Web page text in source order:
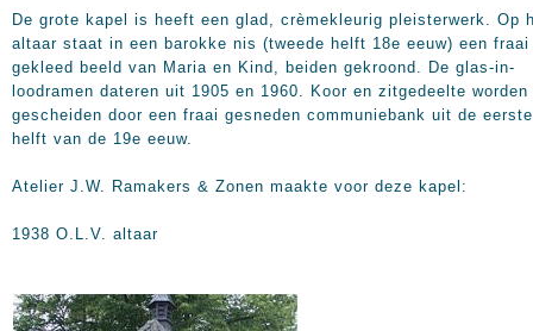
De grote kapel is heeft een glad, crèmekleurig pleisterwerk. Op
altaar staat in een barokke nis (tweede helft 18e eeuw) een fraai
gekleed beeld van Maria en Kind, beiden gekroond. De glas-in-
loodramen dateren uit 1905 en 1960. Koor en zitgedeelte worden
gescheiden door een fraai gesneden communiebank uit de eerste
helft van de 19e eeuw.
Atelier J.W. Ramakers & Zonen maakte voor deze kapel:
1938 O.L.V. altaar